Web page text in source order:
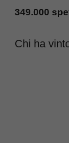
349.000
Chi ha